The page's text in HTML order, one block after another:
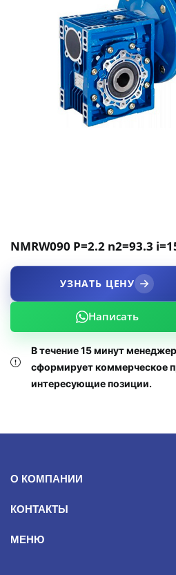
NMRW090 P=2.2 n2=93.3
УЗНАТЬ ЦЕНУ
Написать
В течение 15 минут
сформирует коммерческое
интересующие позиции.
О КОМПАНИИ
КОНТАКТЫ
МЕНЮ